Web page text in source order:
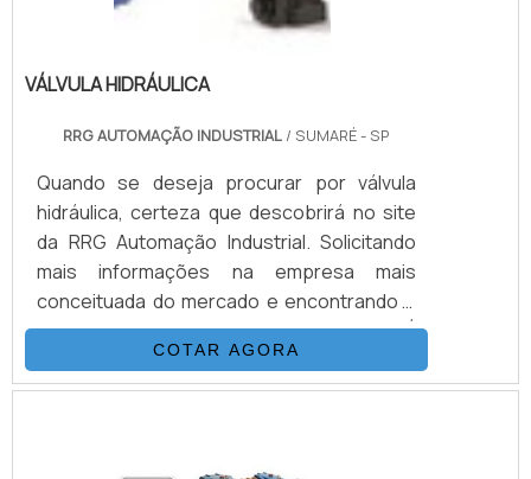
VÁLVULA HIDRÁULICA
RRG AUTOMAÇÃO INDUSTRIAL / SUMARÉ - SP
Quando se deseja procurar por válvula
hidráulica, certeza que descobrirá no site
da RRG Automação Industrial. Solicitando
mais informações na empresa mais
conceituada do mercado e encontrando a
melhor referência em qualidade.É
importante lembrar que o produto deve
sempre ser adquirido com empresas
COTAR AGORA